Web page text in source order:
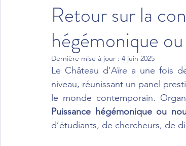
Retour sur la
hégémonique
Dernière mise à jour : 4 juin 2025
Le Château d’Aïre a une fois
niveau, réunissant un panel
le monde contemporain.
Puissance hégémonique ou
d’étudiants, de chercheurs, de